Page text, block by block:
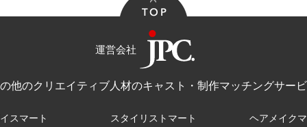
運営会社
他のクリエイティブ人材のキャスト・制作マッチングサー
スマート スタイリストマート ヘアメイク